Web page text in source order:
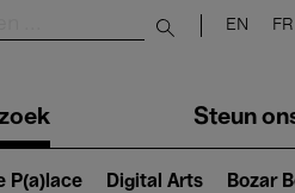
Submit search
EN FR
Steun
P(a)lace Digital Arts Bozar